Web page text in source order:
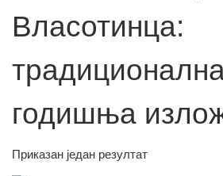
Власотинца:
годишња
Приказан један резултат